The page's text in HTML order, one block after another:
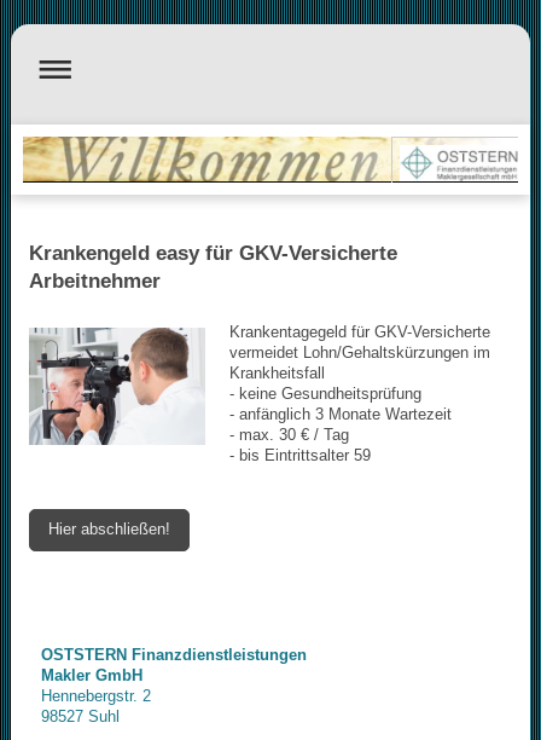
Krankengeld easy für GKV-Versicherte
Arbeitnehmer
Krankentagegeld für GKV-Versicherte
vermeidet Lohn/Gehaltskürzungen im
Krankheitsfall
- keine Gesundheitsprüfung
- anfänglich 3 Monate Wartezeit
- max. 30 € / Tag
- bis Eintrittsalter 59
Hier abschließen!
OSTSTERN Finanzdienstleistungen
Makler GmbH
Hennebergstr. 2
98527 Suhl